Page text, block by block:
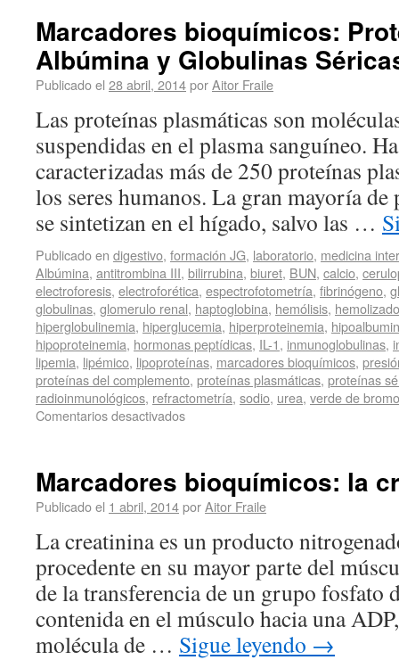
Marcadores bioquímicos:
Albúmina y Globulinas
Publicado el 28 abril, 2014porAitor Fraile
Las proteínas plasmáticas son
suspendidas en el plasma sanguíneo.
caracterizadas más de 250 proteínas
los seres humanos. La gran mayoría de
se sintetizan en el hígado, salvo las …
Publicado en digestivo, formación JG, laboratorio, medicina
Albúmina, antitrombina III, bilirrubina, biuret, BUN, calcio,
electroforesis, electroforética, espectrofotometría, fibrinógeno,
globulinas, glomerulo renal, haptoglobina, hemólisis, hemolizado
hiperglobulinemia, hiperglucemia, hiperproteinemia,
hipoproteinemia, hormonas peptídicas, IL-1, inmunoglobulinas,
lipemia, lipémico, lipoproteínas, marcadores bioquímicos,
proteínas del complemento, proteínas plasmáticas, proteínas
radioinmunológicos, refractometría, sodio, urea, verde de
Comentarios desactivados
Marcadores bioquímicos: la
Publicado el 1 abril, 2014porAitor Fraile
La creatinina es un producto
procedente en su mayor parte del
de la transferencia de un grupo fosfato
contenida en el músculo hacia una
molécula de … Sigue leyendo →